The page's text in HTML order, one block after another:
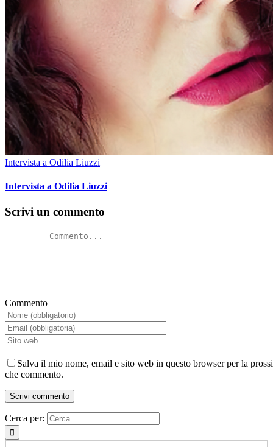
Intervista a Odilia Liuzzi
Intervista a Odilia Liuzzi
Scrivi un commento
Commento
Salva il mio nome, email e sito web in questo browser per la
che commento.
Cerca per: